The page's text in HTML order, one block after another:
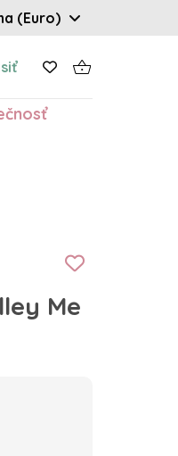
(Euro)
Me